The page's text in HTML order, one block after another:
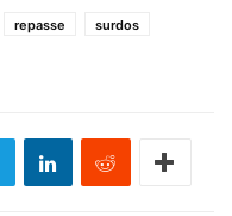
repasse
surdos